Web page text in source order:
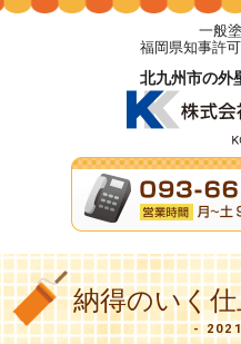
一般
福岡県知事許
北九州市の外
納得のいく